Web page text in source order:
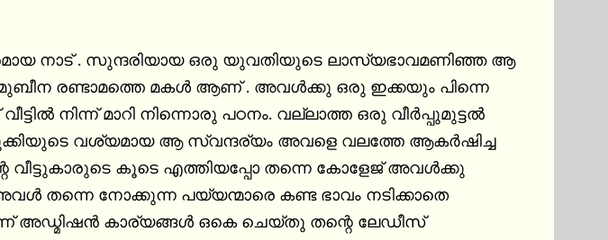
മുബീന രണ്ടാമത്തെ മകൾ ആണ് . അവൾക്കു ഒരു ഇക്കയും പിന്നെ
വശ്യമായ ആ സ്വന്ദര്യം അവളെ വലത്തേ ആകർഷിച്ച
അവൾ തന്നെ നോക്കുന്ന പയ്യന്മാരെ കണ്ട ഭാവം നടിക്കാതെ
കാര്യങ്ങൾ ഒകെ ചെയ്‌തു തന്റെ ലേഡീസ്